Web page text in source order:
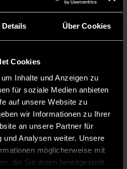
Details Über Cookies
Cookies
Inhalte und Anzeigen zu
für soziale Medien anbieten
auf unsere Website zu
wir Informationen zu Ihrer
an unsere Partner für
und Analysen weiter. Unsere
möglicherweise mit
die Sie ihnen bereitgestellt
möchten wir Ihnen
die Inhalte und die
in die
näher bringen.